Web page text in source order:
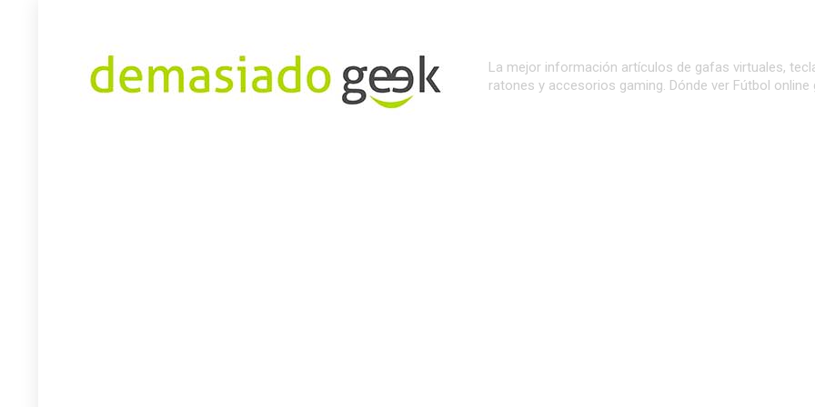
La mejor información artículos de gafas virtuales,
ratones y accesorios gaming. Dónde ver Fútbol online